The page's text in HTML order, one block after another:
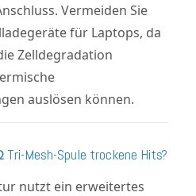
Vermeiden Sie
für Laptops, da
Zelldegradation
auslösen können.
Tri-Mesh-Spule trockene Hits?
nutzt ein erweitertes